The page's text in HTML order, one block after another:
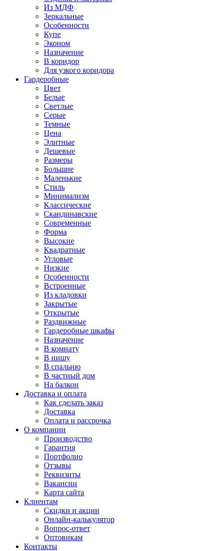
Из МДФ
Зеркальные
Особенности
Купе
Эконом
Назначение
В коридор
Для узкого коридора
Гардеробные
Цвет
Белые
Светлые
Серые
Темные
Цена
Элитные
Дешевые
Размеры
Большие
Маленькие
Стиль
Минимализм
Классические
Скандинавские
Современные
Форма
Высокие
Квадратные
Угловые
Низкие
Особенности
Встроенные
Из кладовки
Закрытые
Открытые
Раздвижные
Гардеробные шкафы
Назначение
В комнату
В нишу
В спальню
В частный дом
На балкон
Доставка и оплата
Как сделать заказ
Доставка
Оплата и рассрочка
О компании
Производство
Гарантия
Портфолио
Отзывы
Реквизиты
Вакансии
Карта сайта
Клиентам
Скидки и акции
Онлайн-калькулятор
Вопрос-ответ
Оптовикам
Контакты